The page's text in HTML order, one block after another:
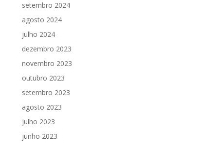
setembro 2024
agosto 2024
julho 2024
dezembro 2023
novembro 2023
outubro 2023
setembro 2023
agosto 2023
julho 2023
junho 2023